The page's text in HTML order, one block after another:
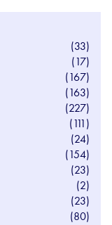
(33)
(17)
(167)
(163)
(227)
(111)
(24)
(154)
(23)
(2)
(23)
(80)